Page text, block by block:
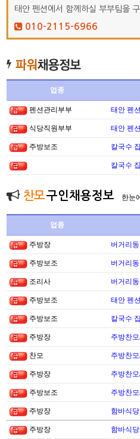
태안 펜션에서 함께하실 부부팀을
010-2115-6966
업종
펜션관리부부 태안 펜
식당직원부부 태안 펜
주방보조 칼국수
칼국수
찬모구인채용정보 한눈
업종
주방장 버거리
주방보조 버거리
조리사 버거리
주방보조 태안 펜
주방보조 칼국수
주방장 주방찬
찬모 주방찬
주방장 주방찬
주방보조 주방찬
주방장 함바식
주방장 함바식